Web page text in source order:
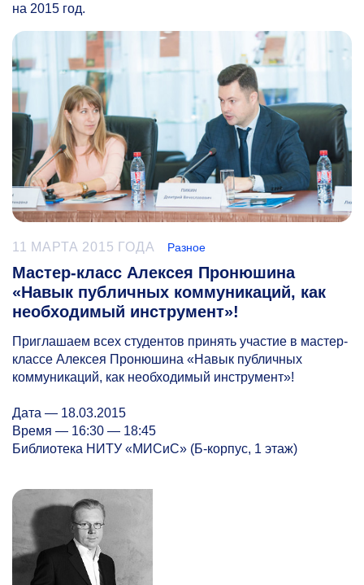
на 2015 год.
11 МАРТА 2015 ГОДА Разное
Мастер-класс Алексея Пронюшина
«Навык публичных коммуникаций, как
необходимый инструмент»!
Приглашаем всех студентов принять участие в мастер-
классе Алексея Пронюшина «Навык публичных
коммуникаций, как необходимый инструмент»!
Дата — 18.03.2015
Время — 16:30 — 18:45
Библиотека НИТУ «МИСиС» (Б-корпус, 1 этаж)